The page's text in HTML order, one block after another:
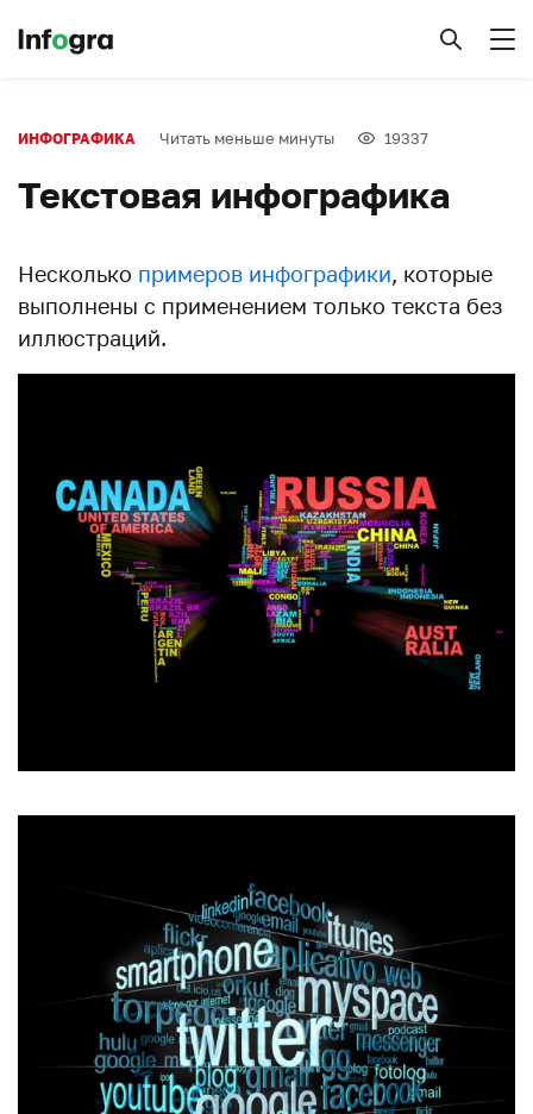
ИНФОГРАФИКА Читать меньше минуты 19337
Текстовая инфографика
Несколько примеров инфографики, которые
выполнены с применением только текста без
иллюстраций.